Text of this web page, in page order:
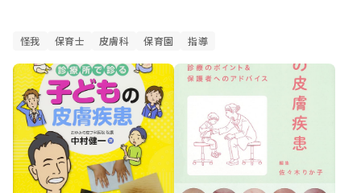
怪我 保育士 皮膚科 保育園 指導